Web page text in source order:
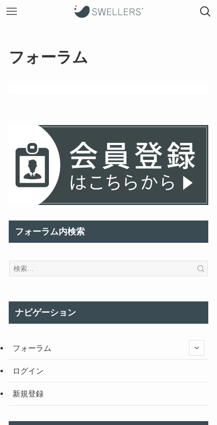
フォーラム
フォーラム内検索
ナビゲーション
フォーラム
ログイン
新規登録